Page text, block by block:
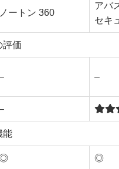
ノートン 360
アバ
セキ
評価
–
能
◎